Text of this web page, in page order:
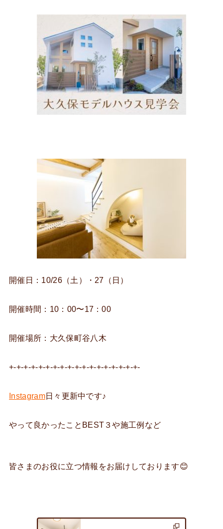
開催日：10/26（土）・27（日）
開催時間：10：00〜17：00
開催場所：大久保町谷八木
+-+-+-+-+-+-+-+-+-+-+-+-+-+-+-+-+-+-
Instagram日々更新中です♪
やって良かったことBEST３や施工例など
皆さまのお役に立つ情報をお届けしております😊